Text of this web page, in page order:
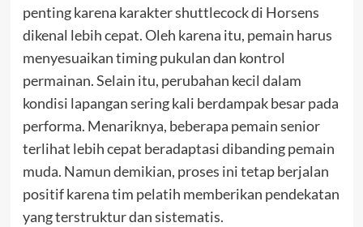
penting karena karakter shuttlecock di Horsens
dikenal lebih cepat. Oleh karena itu, pemain harus
menyesuaikan timing pukulan dan kontrol
permainan. Selain itu, perubahan kecil dalam
kondisi lapangan sering kali berdampak besar pada
performa. Menariknya, beberapa pemain senior
terlihat lebih cepat beradaptasi dibanding pemain
muda. Namun demikian, proses ini tetap berjalan
positif karena tim pelatih memberikan pendekatan
yang terstruktur dan sistematis.